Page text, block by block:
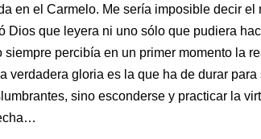
en el Carmelo. Me sería imposible decir el
Dios que leyera ni uno sólo que pudiera
percibía en un primer momento la
verdadera gloria es la que ha de durar
sino esconderse y practicar la